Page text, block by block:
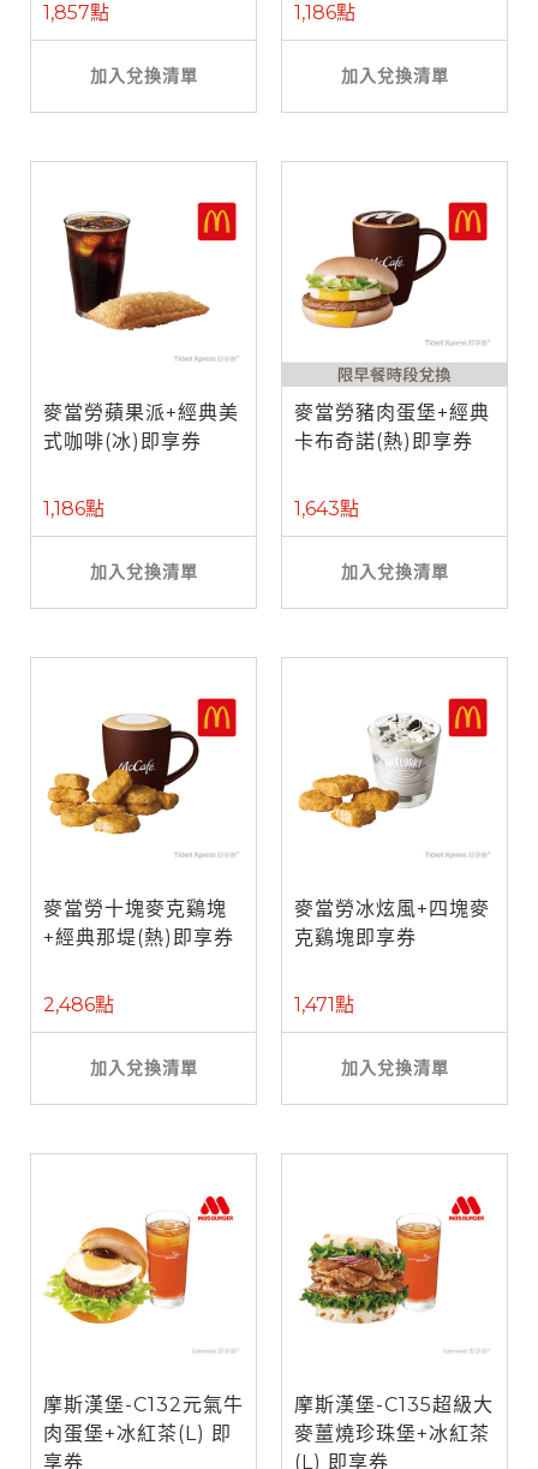
1,857點
加入兌換清單
1,186點
加入兌換清單
麥當勞蘋果派+經典美
式咖啡(冰)即享券
1,186點
加入兌換清單
麥當勞豬肉蛋堡+經典
卡布奇諾(熱)即享券
1,643點
加入兌換清單
麥當勞十塊麥克鷄塊
+經典那堤(熱)即享券
2,486點
加入兌換清單
麥當勞冰炫風+四塊麥
克鷄塊即享券
1,471點
加入兌換清單
摩斯漢堡-C132元氣牛
肉蛋堡+冰紅茶(L) 即
享券
摩斯漢堡-C135超級大
麥薑燒珍珠堡+冰紅茶
(L) 即享券